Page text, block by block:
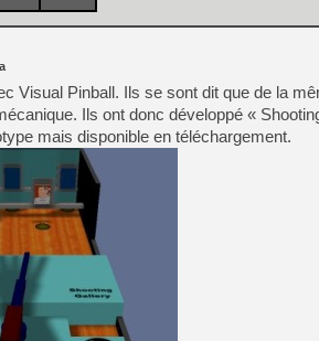
[Mo5] Deux inédits du
[GK] Le beat'em up The
[GK] Endless Legend 2 :
[LS] [PS5] Le WebKit
[GK] Oubliez Crazy Taxi,
[LS] [Switch] NSZ 5.0.0
[GK] No More Room in
[GK] Un chatbot Atelier
[GK] Mémoire cash -
Visual Pinball. Ils se sont dit que de la
Ils ont donc développé «
mais disponible en téléchargement.